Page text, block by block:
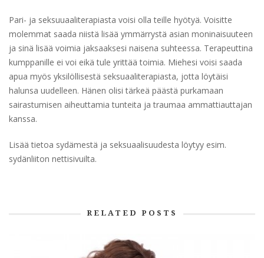
Pari- ja seksuuaaliterapiasta voisi olla teille hyötyä. Voisitte
molemmat saada niistä lisää ymmärrystä asian moninaisuuteen
ja sinä lisää voimia jaksaaksesi naisena suhteessa. Terapeuttina
kumppanille ei voi eikä tule yrittää toimia. Miehesi voisi saada
apua myös yksilöllisestä seksuaaliterapiasta, jotta löytäisi
halunsa uudelleen. Hänen olisi tärkeä päästä purkamaan
sairastumisen aiheuttamia tunteita ja traumaa ammattiauttajan
kanssa.
Lisää tietoa sydämestä ja seksuaalisuudesta löytyy esim.
sydänliiton nettisivuilta.
RELATED POSTS